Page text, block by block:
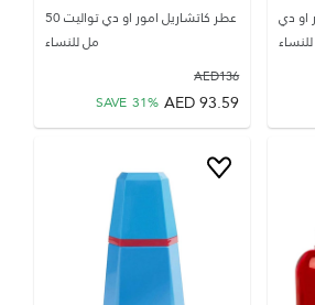
او دي
عطر كاتشاريل امور او دي تواليت 50
مل للنساء
136
AED
93.59
AED
SAVE 31%